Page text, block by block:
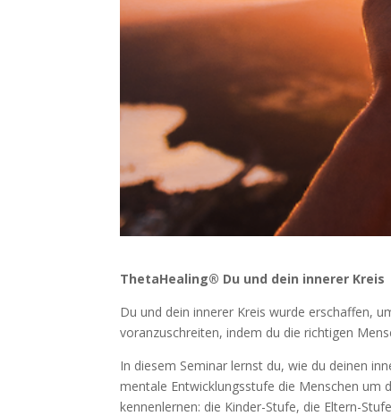
ThetaHealing® Du und dein innerer Kreis
Du und dein innerer Kreis wurde erschaffen,
voranzuschreiten, indem du die richtigen
In diesem Seminar lernst du, wie du deinen
mentale Entwicklungsstufe die Menschen um
kennenlernen: die Kinder-Stufe, die Eltern-